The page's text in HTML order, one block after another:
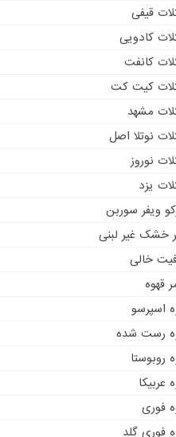
قیفی
کادویی
کانفت
کیت کت
مشهد
نوتلا اصل
نوروز
یزد
ویفر سوربن
خشک غیر لبنی
خالی
قهوه
اسپرسو
رست شده
روبوستا
عربیکا
فوری
فوری گلد